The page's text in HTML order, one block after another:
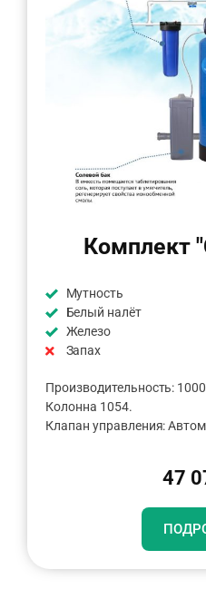
Комплект
Мутность
Белый налёт
Железо
Запах
Производительность:
Колонна 1054.
Клапан управления:
47